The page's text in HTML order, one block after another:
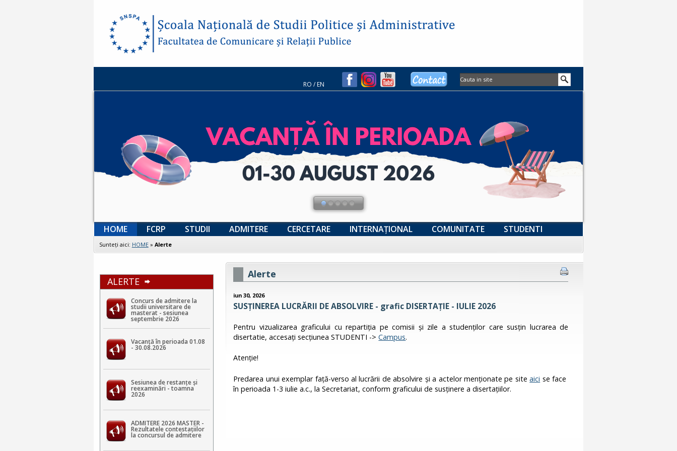
RO /EN
HOME FCRP STUDII ADMITERE CERCETARE INTERNAȚIONAL COMUNITATE STUDENTI
Sunteţi aici: HOME» Alerte
ALERTE
Concurs de admitere la
studii universitare de
masterat - sesiunea
septembrie 2026
Vacanță în perioada 01.08
- 30.08.2026
Sesiunea de restanțe și
reexaminări - toamna
2026
ADMITERE 2026 MASTER -
Rezultatele contestaţiilor
la concursul de admitere
Alerte
iun 30, 2026
SUSȚINEREA LUCRĂRII DE ABSOLVIRE - grafic DISERTAŢIE - IULIE 2026
Pentru vizualizarea graficului cu repartiţia pe comisii şi zile a studenţilor care susţin lucrarea de
disertatie, accesați secțiunea STUDENTI ->Campus.
Atenţie!
Predarea unui exemplar faţă-verso al lucrării de absolvire şi a actelor menţionate pe siteaici se face
în perioada 1-3 iulie a.c., la Secretariat, conform graficului de susţinere a disertaţiilor.